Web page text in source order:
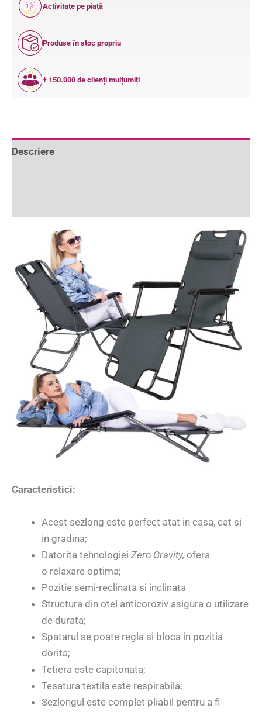
12
ANI
Activitate pe piață
Produse în stoc propriu
+ 150.000 de clienți mulțumiți
Descriere
Caracteristici:
Acest sezlong este perfect atat in casa, cat si
in gradina;
Datorita tehnologiei Zero Gravity, ofera
o relaxare optima;
Pozitie semi-reclinata si inclinata
Structura din otel anticoroziv asigura o utilizare
de durata;
Spatarul se poate regla si bloca in pozitia
dorita;
Tetiera este capitonata;
Tesatura textila este respirabila;
Sezlongul este complet pliabil pentru a fi